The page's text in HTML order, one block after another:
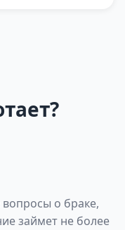
о браке,
займет не более